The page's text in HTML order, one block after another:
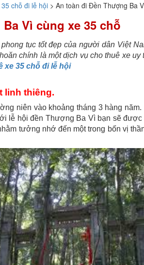
chỗ đi lễ hội> An toàn đi Đền Thượng Ba
Vì cùng xe 35 chỗ
tục tốt đẹp của người dân Việt
chính là một dịch vụ cho thuê xe
xe 35 chỗ đi lễ hội
linh thiêng.
niên vào khoảng tháng 3 hàng
lễ hội đền Thượng Ba Vì bạn sẽ
tưởng nhớ đến một trong bốn vị